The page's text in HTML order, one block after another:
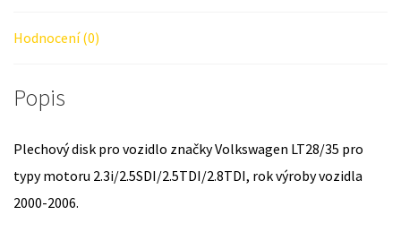
Hodnocení (0)
Popis
Plechový disk pro vozidlo značky Volkswagen LT28/35 pro
typy motoru 2.3i/2.5SDI/2.5TDI/2.8TDI, rok výroby vozidla
2000-2006.